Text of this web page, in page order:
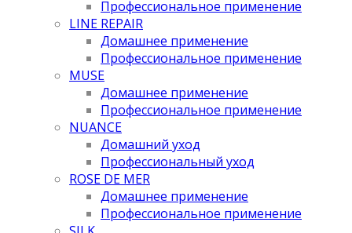
Профессиональное применение
LINE REPAIR
Домашнее применение
Профессиональное применение
MUSE
Домашнее применение
Профессиональное применение
NUANCE
Домашний уход
Профессиональный уход
ROSE DE MER
Домашнее применение
Профессиональное применение